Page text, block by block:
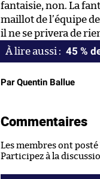
fantaisie, non. La
maillot de l’équipe
il ne se privera de
45 %
Par Quentin Ballue
Commentaires
Les membres ont
Participez à la